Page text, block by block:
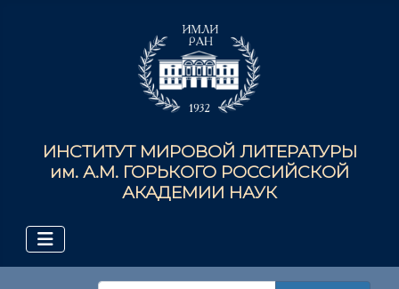
ИНСТИТУТ МИРОВОЙ ЛИТЕРАТУРЫ
им. А.М. ГОРЬКОГО РОССИЙСКОЙ
АКАДЕМИИ НАУК